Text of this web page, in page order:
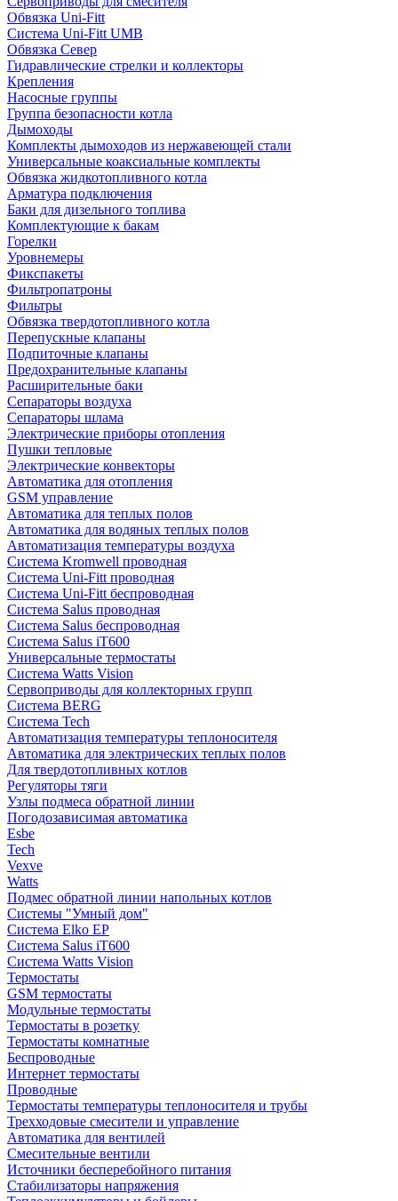
Обвязка Uni-Fitt
Система Uni-Fitt UMB
Обвязка Север
Гидравлические стрелки и коллекторы
Крепления
Насосные группы
Группа безопасности котла
Дымоходы
Комплекты дымоходов из нержавеющей стали
Универсальные коаксиальные комплекты
Обвязка жидкотопливного котла
Арматура подключения
Баки для дизельного топлива
Комплектующие к бакам
Горелки
Уровнемеры
Фикспакеты
Фильтропатроны
Фильтры
Обвязка твердотопливного котла
Перепускные клапаны
Подпиточные клапаны
Предохранительные клапаны
Расширительные баки
Сепараторы воздуха
Сепараторы шлама
Электрические приборы отопления
Пушки тепловые
Электрические конвекторы
Автоматика для отопления
GSM управление
Автоматика для теплых полов
Автоматика для водяных теплых полов
Автоматизация температуры воздуха
Система Kromwell проводная
Система Uni-Fitt проводная
Система Uni-Fitt беспроводная
Система Salus проводная
Система Salus беспроводная
Система Salus iT600
Универсальные термостаты
Система Watts Vision
Сервоприводы для коллекторных групп
Система BERG
Система Tech
Автоматизация температуры теплоносителя
Автоматика для электрических теплых полов
Для твердотопливных котлов
Регуляторы тяги
Узлы подмеса обратной линии
Погодозависимая автоматика
Esbe
Tech
Vexve
Watts
Подмес обратной линии напольных котлов
Системы "Умный дом"
Система Elko EP
Система Salus iT600
Система Watts Vision
Термостаты
GSM термостаты
Модульные термостаты
Термостаты в розетку
Термостаты комнатные
Беспроводные
Интернет термостаты
Проводные
Термостаты температуры теплоносителя и трубы
Трехходовые смесители и управление
Автоматика для вентилей
Смесительные вентили
Источники бесперебойного питания
Стабилизаторы напряжения